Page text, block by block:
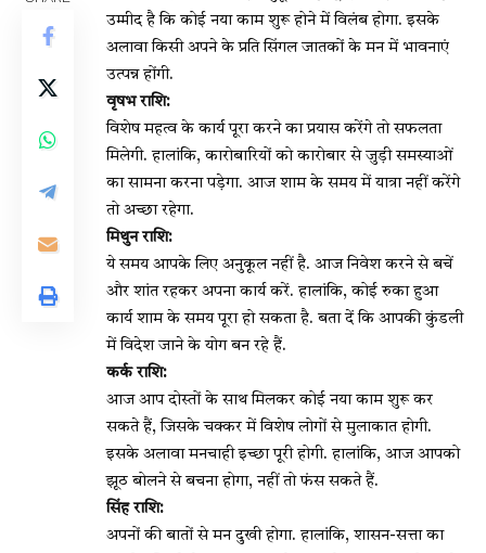
उम्मीद है कि कोई नया काम शुरू होने में विलंब होगा. इसके
अलावा किसी अपने के प्रति सिंगल जातकों के मन में भावनाएं
उत्पन्न होंगी.
वृषभ राशि:
विशेष महत्व के कार्य पूरा करने का प्रयास करेंगे तो सफलता
मिलेगी. हालांकि, कारोबारियों को कारोबार से जुड़ी समस्याओं
का सामना करना पड़ेगा. आज शाम के समय में यात्रा नहीं करेंगे
तो अच्छा रहेगा.
मिथुन राशि:
ये समय आपके लिए अनुकूल नहीं है. आज निवेश करने से बचें
और शांत रहकर अपना कार्य करें. हालांकि, कोई रुका हुआ
कार्य शाम के समय पूरा हो सकता है. बता दें कि आपकी कुंडली
में विदेश जाने के योग बन रहे हैं.
कर्क राशि:
आज आप दोस्तों के साथ मिलकर कोई नया काम शुरू कर
सकते हैं, जिसके चक्कर में विशेष लोगों से मुलाकात होगी.
इसके अलावा मनचाही इच्छा पूरी होगी. हालांकि, आज आपको
झूठ बोलने से बचना होगा, नहीं तो फंस सकते हैं.
सिंह राशि:
अपनों की बातों से मन दुखी होगा. हालांकि, शासन-सत्ता का